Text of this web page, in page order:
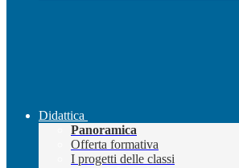
Didattica
Panoramica
Offerta formativa
I progetti delle classi